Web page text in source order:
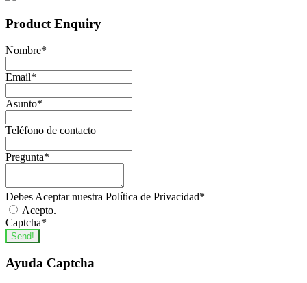
Product Enquiry
Nombre*
Email*
Asunto*
Teléfono de contacto
Pregunta*
Debes Aceptar nuestra Política de Privacidad*
Acepto.
Captcha*
Send!
Ayuda Captcha